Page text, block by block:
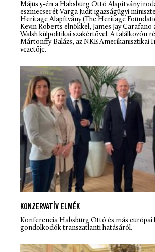
Május 5-én a Habsburg Ottó Alapítvány
eszmecserét Varga Judit igazságügyi
Heritage Alapítvány (The Heritage
Kevin Roberts elnökkel, James Jay Carafano
Walsh külpolitikai szakértővel. A találkozón
Mártonffy Balázs, az NKE Amerikanisztikai
vezetője.
KONZERVATÍV ELMÉK
Konferencia Habsburg Ottó és más európai
gondolkodók transzatlanti hatásáról.